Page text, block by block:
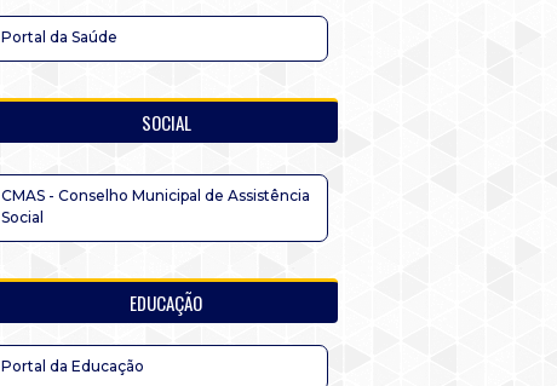
Portal da Saúde
SOCIAL
CMAS - Conselho Municipal de Assistência
Social
EDUCAÇÃO
Portal da Educação